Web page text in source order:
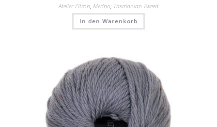
Atelier Zitron, Merino, Tasmanian Tweed
In den Warenkorb